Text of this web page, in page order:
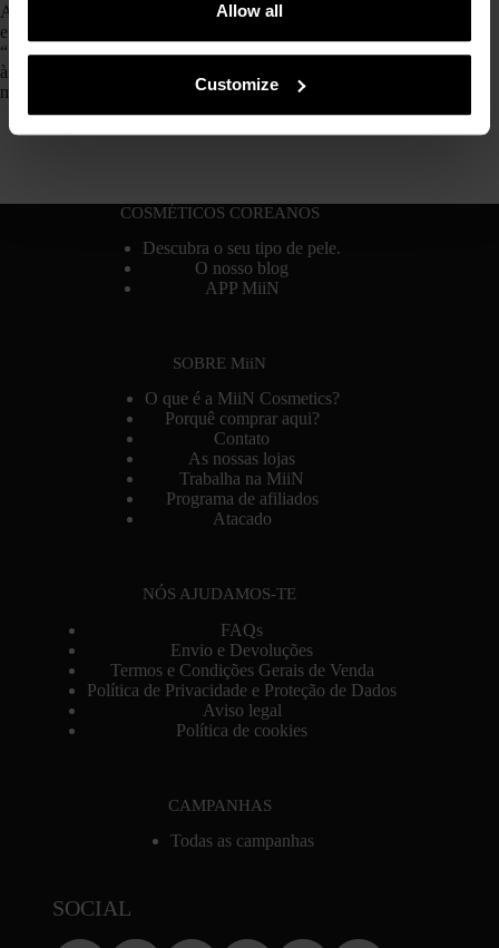
Allow all
Customize
A época natalícia chega sempre com aquela missão secreta:
encontrar o presente perfeito! O tal que faça a pessoa dizer:
“uau, acertaste mesmo!”. Porque, falando com honestidade…
às vezes desembrulhamos um presente, vemos um par de
meias simpáticas e pensamos:…
COSMÉTICOS COREANOS
Descubra o seu tipo de pele.
O nosso blog
APP MiiN
SOBRE MiiN
O que é a MiiN Cosmetics?
Porquê comprar aqui?
Contato
As nossas lojas
Trabalha na MiiN
Programa de afiliados
Atacado
NÓS AJUDAMOS-TE
FAQs
Envio e Devoluções
Termos e Condições Gerais de Venda
Política de Privacidade e Proteção de Dados
Aviso legal
Política de cookies
CAMPANHAS
Todas as campanhas
SOCIAL